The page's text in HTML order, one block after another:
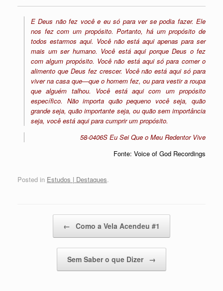
E Deus não fez você e eu só para ver se podia fazer. Ele
nos fez com um propósito. Portanto, há um propósito de
todos estarmos aqui. Você não está aqui apenas para ser
mais um ser humano. Você está aqui porque Deus o fez
com algum propósito. Você não está aqui só para comer o
alimento que Deus fez crescer. Você não está aqui só para
viver na casa que—que o homem fez, ou para vestir a roupa
que alguém talhou. Você está aqui com um propósito
específico. Não importa quão pequeno você seja, quão
grande seja, quão importante seja, ou quão sem importância
seja, você está aqui para cumprir um propósito.
58-0406S Eu Sei Que o Meu Redentor Vive
Fonte: Voice of God Recordings
Posted in Estudos | Destaques.
← Como a Vela Acendeu #1
Sem Saber o que Dizer →